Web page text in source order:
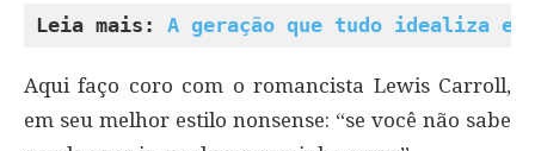
Leia mais: A geração que tudo idealiza e
Aqui faço coro com o romancista Lewis Carroll,
em seu melhor estilo nonsense: “se você não sabe